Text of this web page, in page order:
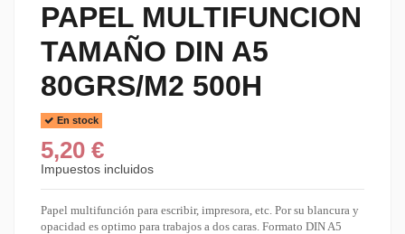
PAPEL MULTIFUNCION
TAMAÑO DIN A5
80GRS/M2 500H
En stock
5,20 €
Impuestos incluidos
Papel multifunción para escribir, impresora, etc. Por su blancura y
opacidad es optimo para trabajos a dos caras. Formato DIN A5